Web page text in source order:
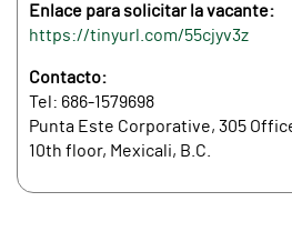
Enlace para solicitar la vacante:
https://tinyurl.com/55cjyv3z
Contacto:
Tel: 686-1579698
Punta Este Corporative, 305
10th floor, Mexicali, B.C.